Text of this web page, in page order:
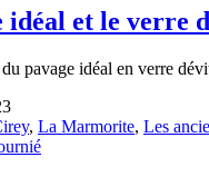
idéal et le verre
pavage idéal en verre
, La Marmorite, Les